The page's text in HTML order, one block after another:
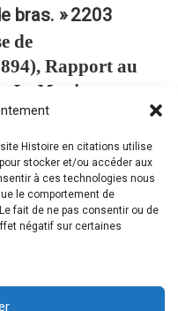
Histoire en citations utilise
stocker et/ou accéder aux
à ces technologies nous
le comportement de
fait de ne pas consentir ou de
négatif sur certaines
bras. »2203
de
Rapport au
Le Moniteur
le Moyen Âge,
mais l’activité
plus vite que
1835-1845. Cela
beaucoup plus